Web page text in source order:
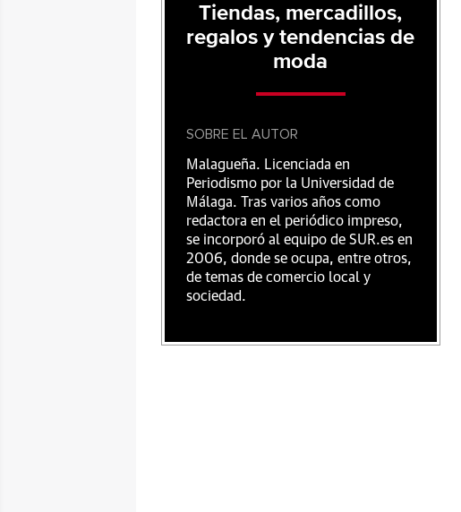
Tiendas, mercadillos,
regalos y tendencias de
moda
SOBRE EL AUTOR
Malagueña. Licenciada en
Periodismo por la Universidad de
Málaga. Tras varios años como
redactora en el periódico impreso,
se incorporó al equipo de SUR.es en
2006, donde se ocupa, entre otros,
de temas de comercio local y
sociedad.